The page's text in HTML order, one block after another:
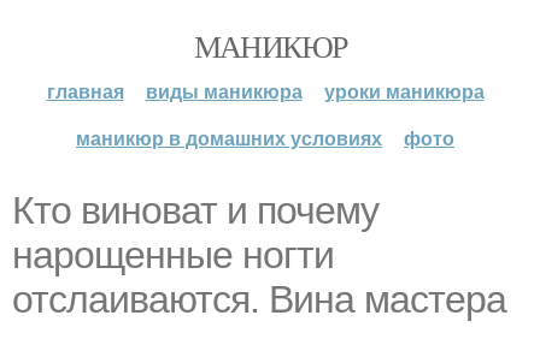
МАНИКЮР
главная виды маникюра
уроки маникюра
маникюр в домашних условиях
фото
Кто виноват и почему
нарощенные ногти
отслаиваются. Вина мастера